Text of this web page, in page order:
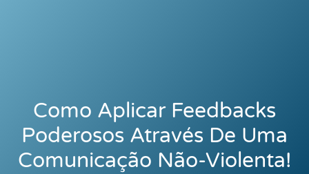
Como Aplicar Feedbacks
Poderosos Através De Uma
Comunicação Não-Violenta!